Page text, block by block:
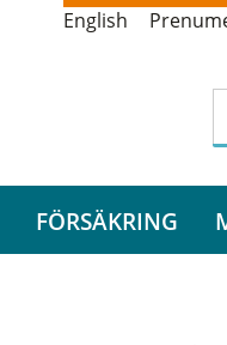
English
FÖRSÄKRING